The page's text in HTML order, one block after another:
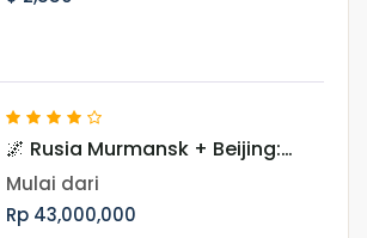
🌌 Rusia Murmansk + Beijing:
Hunting Aurora 10 Hari Periode
November
Mulai dari
Rp 43,000,000